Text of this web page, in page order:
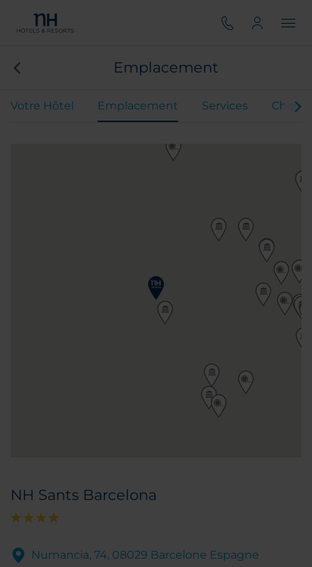
Emplacement
Votre Hôtel Emplacement Services
NH Sants Barcelona
Numancia, 74, 08029 Barcelone Espagne